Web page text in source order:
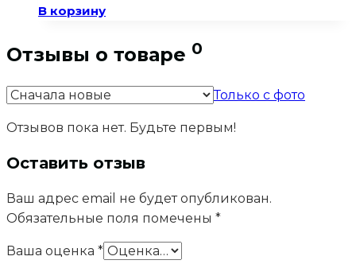
В корзину
Отзывы о товаре 0
Только с фото
Отзывов пока нет. Будьте первым!
Оставить отзыв
Ваш адрес email не будет опубликован.
Обязательные поля помечены *
Ваша оценка *